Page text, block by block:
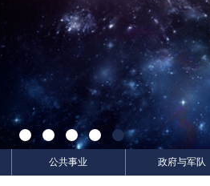
公共事业 政府与军队